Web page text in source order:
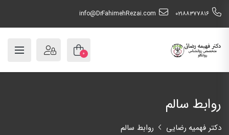
٠٢١٨٨٣٧٧٨١٦ info@DrFahimehRezai.com
۰
روابط سالم
دکتر فهمیه رضایی روابط سالم